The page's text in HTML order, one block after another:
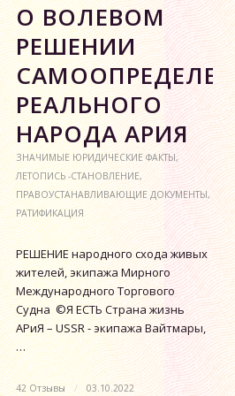
О ВОЛЕВОМ
РЕШЕНИИ
РЕАЛЬНОГО
НАРОДА АРИЯ
ЗНАЧИМЫЕ ЮРИДИЧЕСКИЕ ФАКТЫ,
ЛЕТОПИСЬ -СТАНОВЛЕНИЕ,
ПРАВОУСТАНАВЛИВАЮЩИЕ ДОКУМЕНТЫ,
РАТИФИКАЦИЯ
РЕШЕНИЕ народного схода живых
жителей, экипажа Мирного
Международного Торгового
Судна ©Я ЕСТЬ Страна жизнь
АРиЯ – USSR - экипажа Вайтмары,
…
42 Отзывы / 03.10.2022